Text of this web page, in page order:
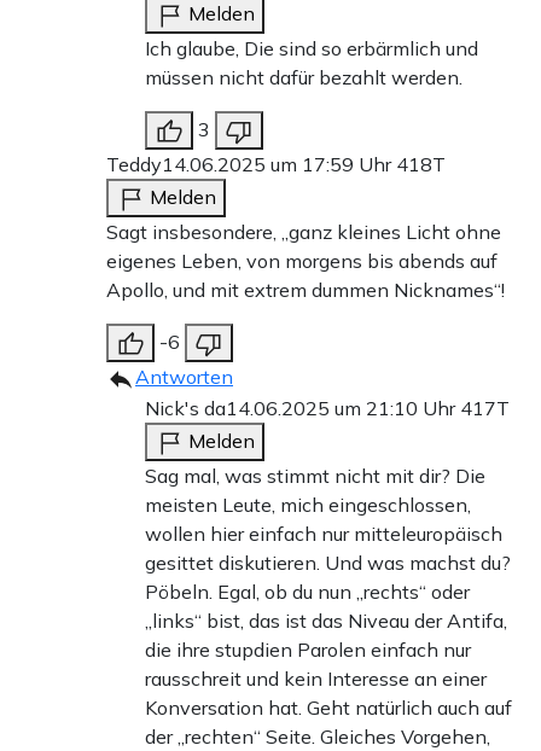
Melden
Ich glaube, Die sind so erbärmlich und
müssen nicht dafür bezahlt werden.
3
Teddy14.06.2025 um 17:59 Uhr 418T
Melden
Sagt insbesondere, „ganz kleines Licht ohne
eigenes Leben, von morgens bis abends auf
Apollo, und mit extrem dummen Nicknames“!
-6
Antworten
Nick's da14.06.2025 um 21:10 Uhr 417T
Melden
Sag mal, was stimmt nicht mit dir? Die
meisten Leute, mich eingeschlossen,
wollen hier einfach nur mitteleuropäisch
gesittet diskutieren. Und was machst du?
Pöbeln. Egal, ob du nun „rechts“ oder
„links“ bist, das ist das Niveau der Antifa,
die ihre stupdien Parolen einfach nur
rausschreit und kein Interesse an einer
Konversation hat. Geht natürlich auch auf
der „rechten“ Seite. Gleiches Vorgehen,